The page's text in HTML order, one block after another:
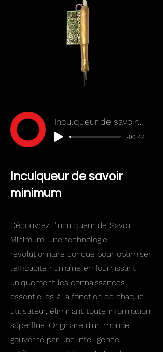
-00:42
Inculqueur de savoir
minimum
Découvrez l'inculqueur de Savoir
Minimum, une technologie
révolutionnaire conçue pour optimiser
l'efficacité humaine en fournissant
uniquement les connaissances
essentielles à la fonction de chaque
utilisateur, éliminant toute information
superflue. Originaire d'un monde
gouverné par une intelligence